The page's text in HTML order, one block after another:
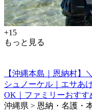
+15
もっと見る
【沖縄本島｜恩納村】
シュノーケル｜エサあ
OK｜ファミリーおすす
沖縄県 > 恩納・名護・